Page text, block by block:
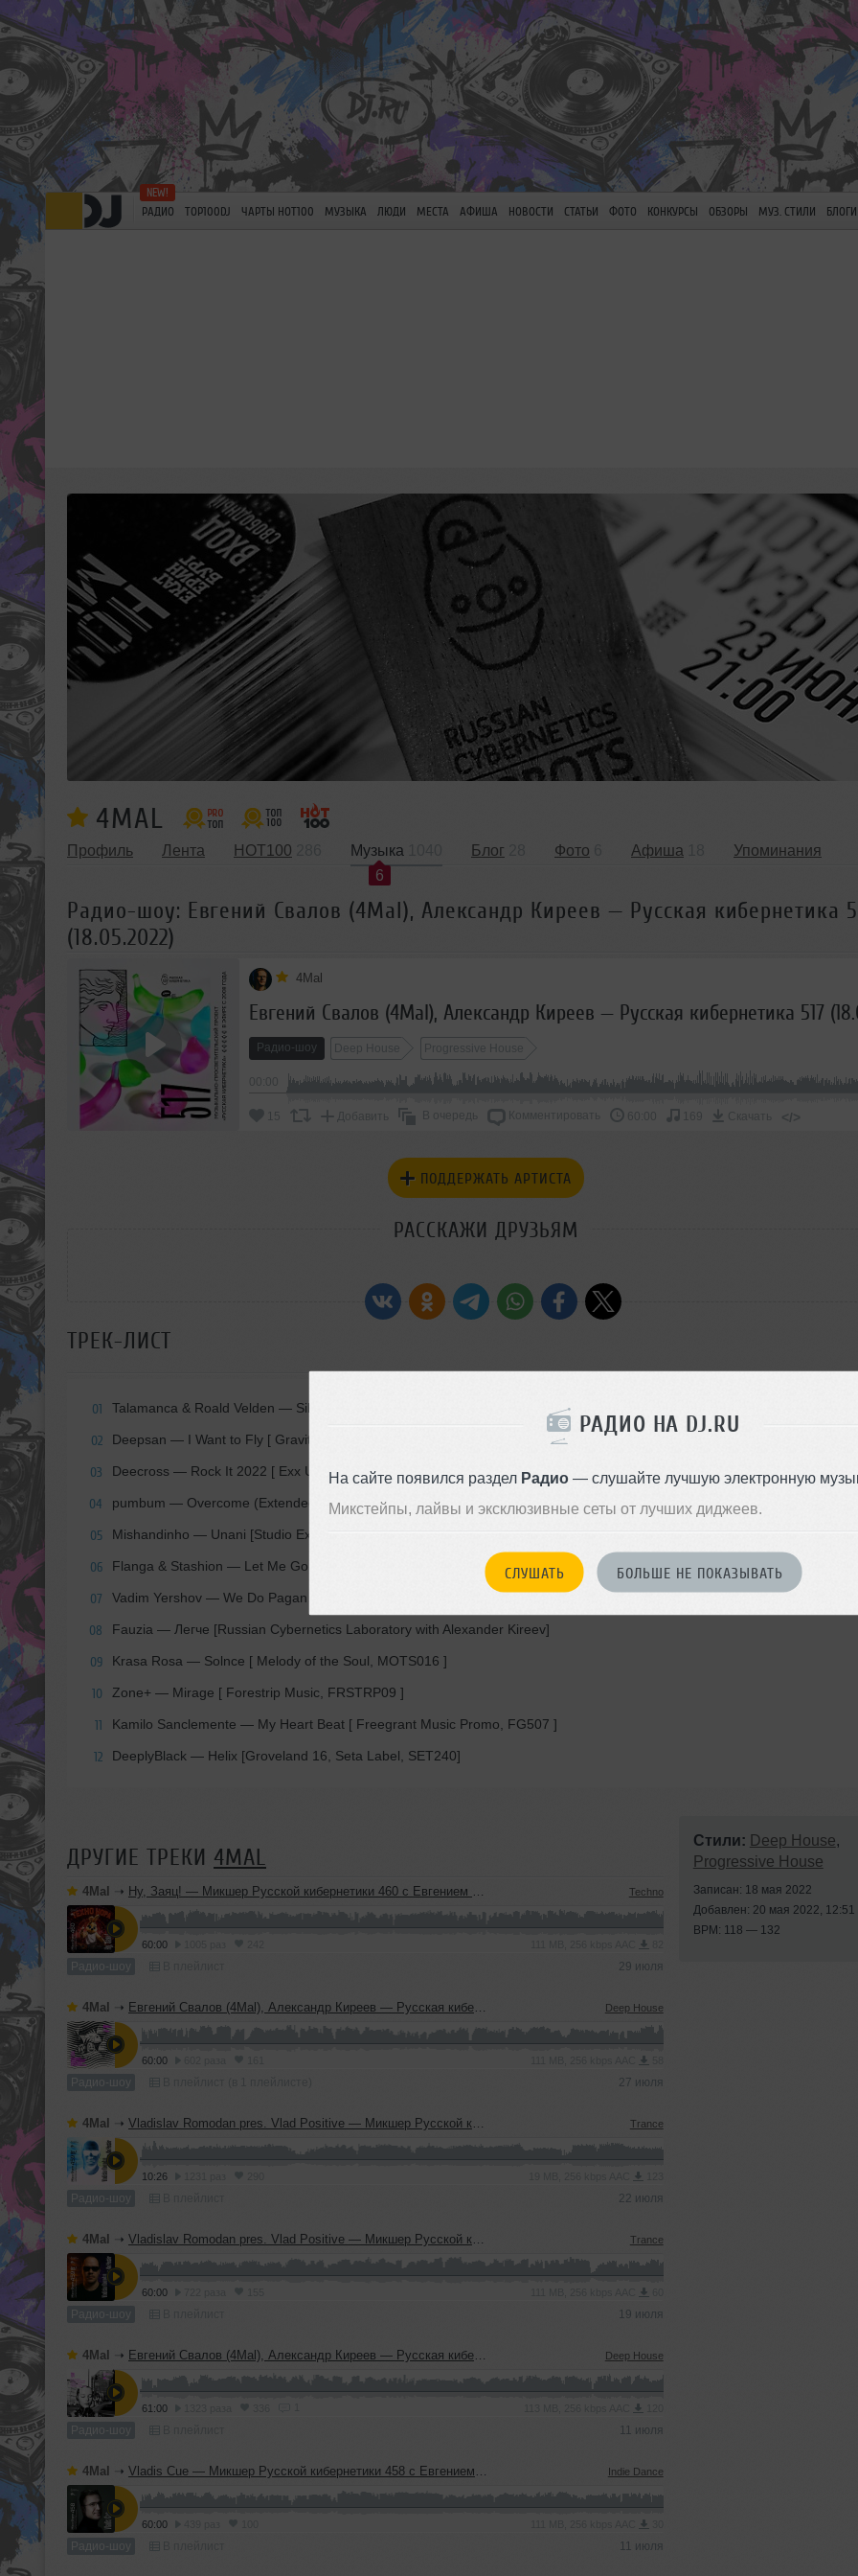
РАДИО НА DJ.RU
На сайте появился раздел Радио— слушайте лучшую электронную
Микстейпы, лайвы и эксклюзивные сеты от лучших диджеев.
СЛУШАТЬ БОЛЬШЕ НЕ ПОКАЗЫВАТЬ
РАДИО TOP100DJ ЧАРТЫ HOT100 МУЗЫКА ЛЮДИ МЕСТА АФИША НОВОСТИ СТАТЬИ ФОТО КОНКУРСЫ ОБЗОРЫ МУЗ. СТИЛИ БЛОГИ
4MAL
Профиль Лента HOT100
Музыка
6
Блог Фото Афиша Упоминания
Радио-шоу: Евгений Свалов (4Mal), Александр Киреев — Русская кибернетика
(18.05.2022)
4Mal
Радио-шоу Deep House Progressive House
15 Добавить В очередь Комментировать 60:00 169 Скачать </>
ПОДДЕРЖАТЬ АРТИСТА
РАССКАЖИ ДРУЗЬЯМ
ТРЕК-ЛИСТ
01 Talamanca & Roald Velden — Silk Road [ Monstercat Silk, MCS1384 ]
02 Deepsan — I Want to Fly [ Gravity Rec., GR046 ]
03 Deecross — Rock It 2022 [ Exx Underground Promo ]
04 pumbum — Overcome (Extended Mix) [ La Mishka Promo, LMKA200 ]
05 Mishandinho — Unani [Studio Exclusive]
06 Flanga & Stashion — Let Me Go [Do Yourself Rec. Promo, 17 06 2022]
07 Vadim Yershov — We Do Pagan Things [Summer 808, Young Society Rec. Promo, 10221707]
08 Fauzia — Легче [Russian Cybernetics Laboratory with Alexander Kireev]
09 Krasa Rosa — Solnce [ Melody of the Soul, MOTS016 ]
10 Zone+ — Mirage [ Forestrip Music, FRSTRP09 ]
11 Kamilo Sanclemente — My Heart Beat [ Freegrant Music Promo, FG507 ]
12 DeeplyBlack — Helix [Groveland 16, Seta Label, SET240]
ДРУГИЕ ТРЕКИ 4MAL
4Mal ➝ Ну, Заяц! — Микшер Русской кибернетики 460 с Евгением Сваловым (4Mal) и Александром Киреевым (22.07.2026) Techno
60:00
Радио-шоу 29 июля
4Mal ➝ Евгений Свалов (4Mal), Александр Киреев — Русская кибернетика 725 (22.07.2026) Deep House
60:00
Радио-шоу 27 июля
4Mal ➝ Vladislav Romodan pres. Vlad Positive — Микшер Русской кибернетики 459, Part 2, с Евгением Сваловым (4Mal) и Александром Киреевым (15.07.2026) Trance
10:26
Радио-шоу 22 июля
4Mal ➝ Vladislav Romodan pres. Vlad Positive — Микшер Русской кибернетики 459, Part 1, с Евгением Сваловым (4Mal) и Александром Киреевым (15.07.2026) Trance
60:00
Радио-шоу 19 июля
4Mal ➝ Евгений Свалов (4Mal), Александр Киреев — Русская кибернетика 724 (08.07.2026) Deep House
61:00
Радио-шоу 11 июля
4Mal ➝ Vladis Cue — Микшер Русской кибернетики 458 с Евгением Сваловым (4Mal) и Александром Киреевым (08.07.2026) Indie Dance
60:00
Радио-шоу 11 июля
Стили: Deep House,
Progressive House
Записан: 18 мая 2022
Добавлен: 20 мая 2022, 12:51
BPM: 118 — 132